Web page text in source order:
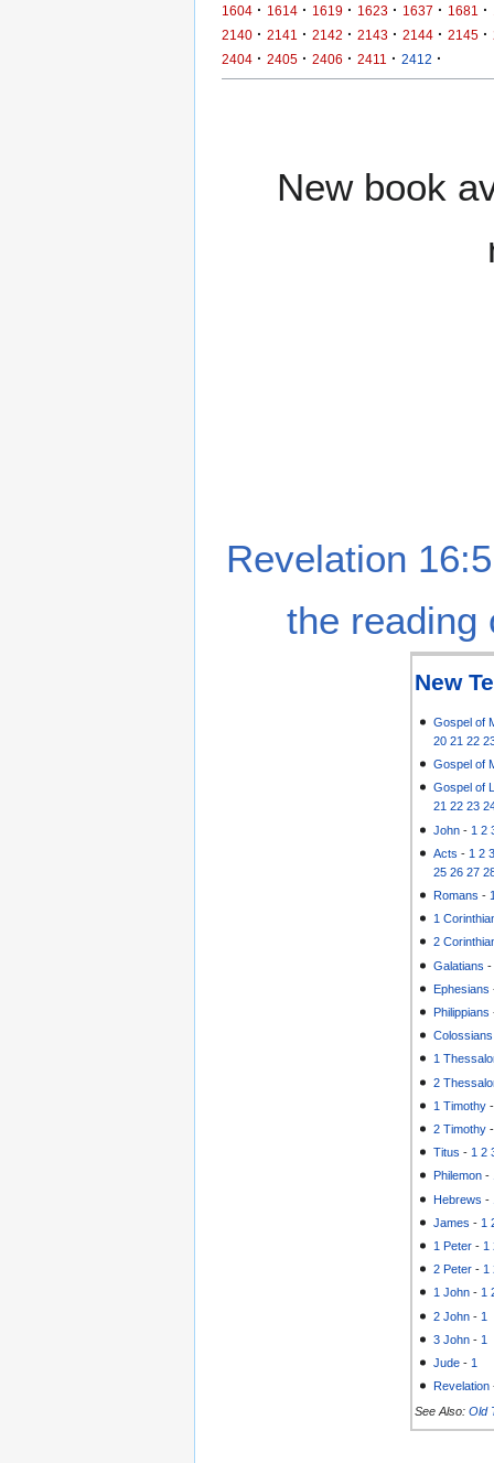
1604 · 1614 · 1619 · 1623 · 1637 · 1681 ·
2140 · 2141 · 2142 · 2143 · 2144 · 2145 ·
2404 · 2405 · 2406 · 2411 · 2412 ·
New book
Revelation
the reading
New
Gospel of
20 21 22
Gospel of
Gospel of
21 22 23
John - 1 2
Acts - 1 2
25 26 27
Romans -
1
2
Galatians
Ephesians
Philippians
Colossians
1
2
1 Timothy
2 Timothy
Titus - 1 2
Philemon -
Hebrews -
James - 1
1 Peter - 1
2 Peter - 1
1 John - 1
2 John - 1
3 John - 1
Jude - 1
Revelation
See Also: Old